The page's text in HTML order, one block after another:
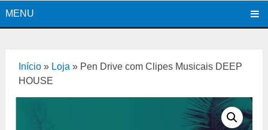
MENU
Início » Loja » Pen Drive com Clipes Musicais DEEP
HOUSE